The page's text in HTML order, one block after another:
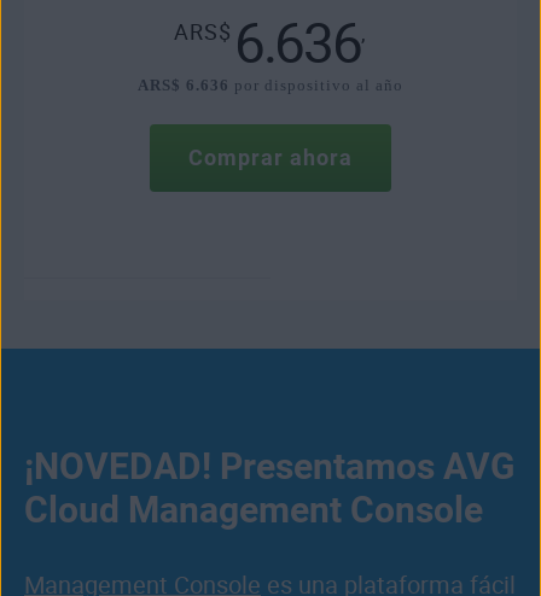
ARS$ 6.636
ARS$ 6.636 por dispositivo al año
Comprar ahora
¡NOVEDAD! Presentamos AVG
Cloud Management Console
Management Console es una plataforma fácil